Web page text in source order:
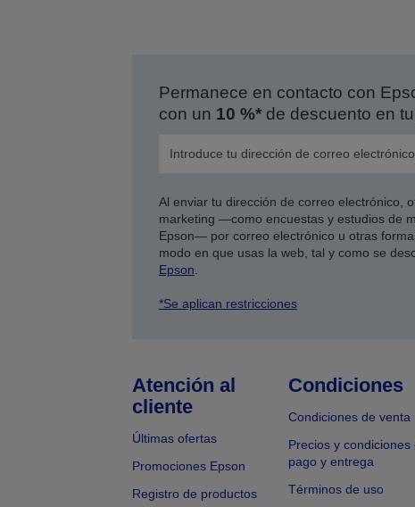
Permanece en contacto con
con un 10 %*de descuento en
Al enviar tu dirección de correo electrónico,
marketing —como encuestas y estudios de
Epson— por correo electrónico u otras
modo en que usas la web, tal y como se
Epson
*Se aplican restricciones
Atención al
cliente
Últimas ofertas
Promociones Epson
Registro de productos
Condiciones
Condiciones de venta
Precios y condiciones
pago y entrega
Términos de uso